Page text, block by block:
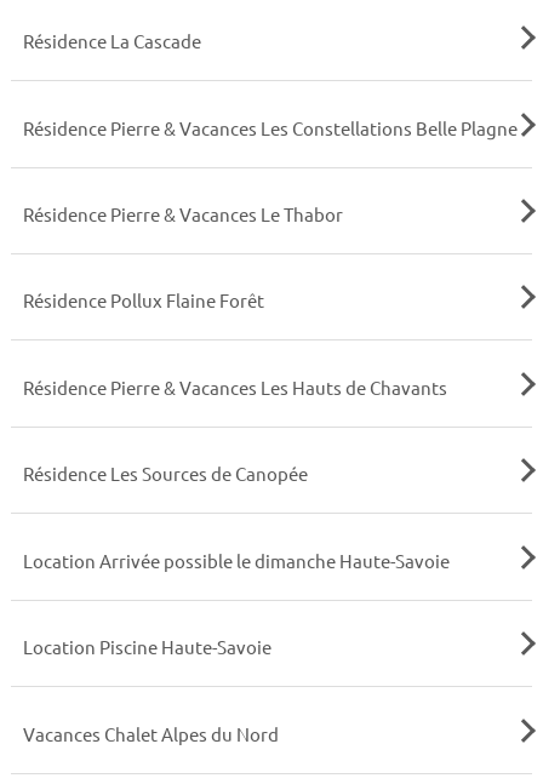
Résidence La Cascade
Résidence Pierre & Vacances Les Constellations Belle Plagne
Résidence Pierre & Vacances Le Thabor
Résidence Pollux Flaine Forêt
Résidence Pierre & Vacances Les Hauts de Chavants
Résidence Les Sources de Canopée
Location Arrivée possible le dimanche Haute-Savoie
Location Piscine Haute-Savoie
Vacances Chalet Alpes du Nord